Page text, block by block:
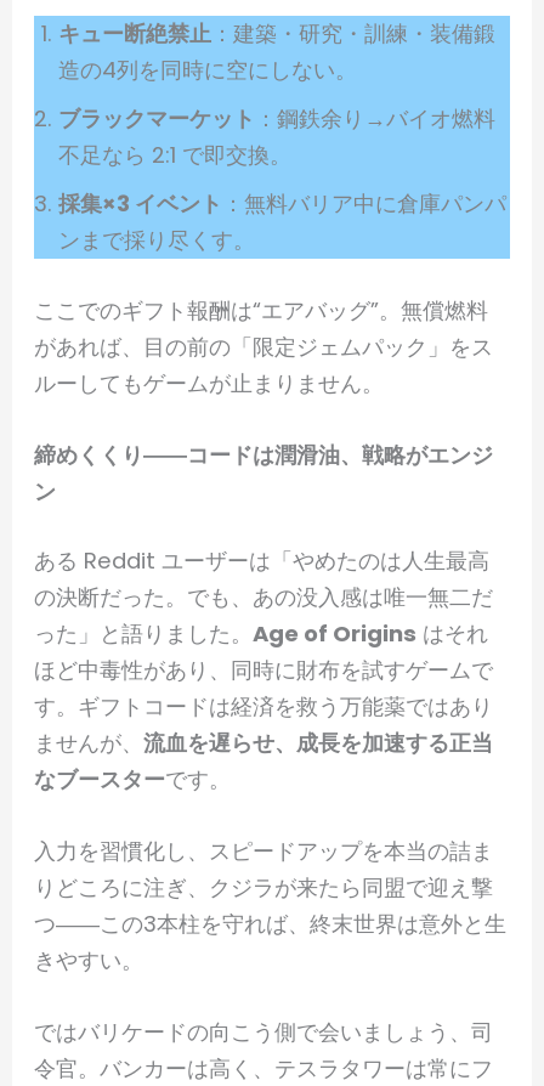
キュー断絶禁止 ：建築・研究・訓練・装備鍛
造の4列を同時に空にしない。
ブラックマーケット ：鋼鉄余り→バイオ燃料
不足なら 2:1 で即交換。
採集×3 イベント ：無料バリア中に倉庫パンパ
ンまで採り尽くす。
ここでのギフト報酬は“エアバッグ”。無償燃料
があれば、目の前の「限定ジェムパック」をス
ルーしてもゲームが止まりません。
締めくくり――コードは潤滑油、戦略がエンジ
ン
ある Reddit ユーザーは「やめたのは人生最高
の決断だった。でも、あの没入感は唯一無二だ
った」と語りました。Age of Origins はそれ
ほど中毒性があり、同時に財布を試すゲームで
す。ギフトコードは経済を救う万能薬ではあり
ませんが、流血を遅らせ、成長を加速する正当
なブースターです。
入力を習慣化し、スピードアップを本当の詰ま
りどころに注ぎ、クジラが来たら同盟で迎え撃
つ――この3本柱を守れば、終末世界は意外と生
きやすい。
ではバリケードの向こう側で会いましょう、司
令官。バンカーは高く、テスラタワーは常にフ